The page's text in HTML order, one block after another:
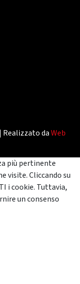
daWeb
più pertinente
visite. Cliccando su
i cookie. Tuttavia,
un consenso